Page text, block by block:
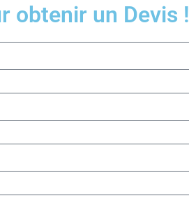
obtenir un Devis !